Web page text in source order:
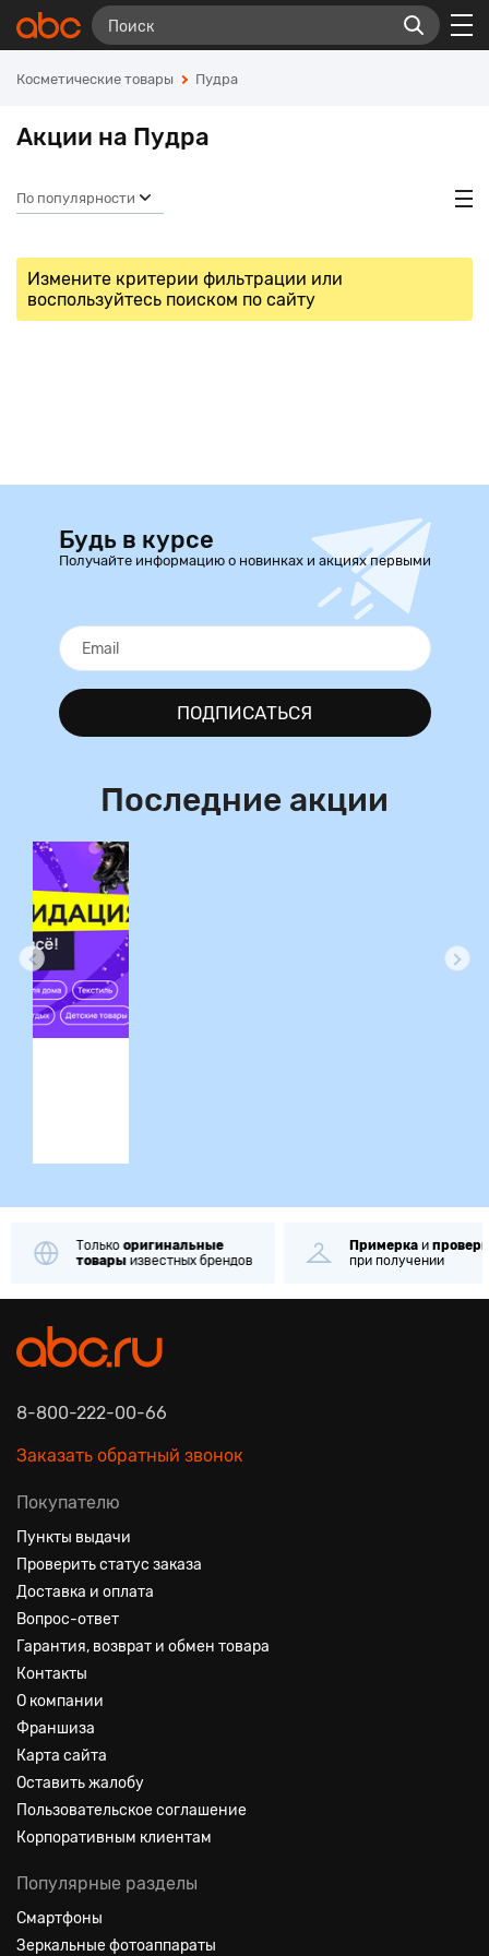
Косметические товары Пудра
Акции на Пудра
По популярности
Измените критерии фильтрации или
воспользуйтесь поиском по сайту
Будь в курсе
Получайте информацию о новинках и акциях первыми
ПОДПИСАТЬСЯ
Последние акции
Толькооригинальные
товарыизвестных брендов
Примеркаи
при получении
8-800-222-00-66
Заказать обратный звонок
Покупателю
Пункты выдачи
Проверить статус заказа
Доставка и оплата
Вопрос-ответ
Гарантия, возврат и обмен товара
Контакты
О компании
Франшиза
Карта сайта
Оставить жалобу
Пользовательское соглашение
Корпоративным клиентам
Популярные разделы
Смартфоны
Зеркальные фотоаппараты